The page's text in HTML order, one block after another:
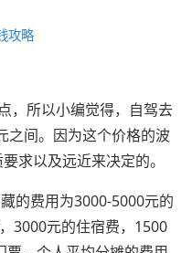
攻略
，所以小编觉得，自驾去
之间。因为这个价格的波
求以及远近来决定的。
的费用为3000-5000元的
3000元的住宿费，1500